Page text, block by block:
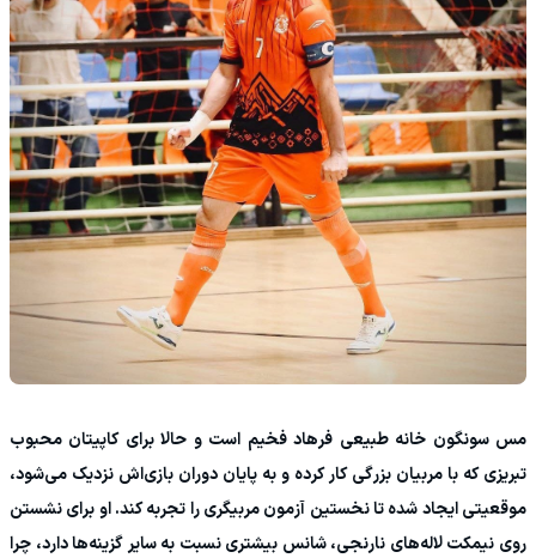
مس سونگون خانه طبیعی فرهاد فخیم است و حالا برای کاپیتان محبوب
تبریزی که با مربیان بزرگی کار کرده و به پایان دوران بازی‌اش نزدیک می‌شود،
موقعیتی ایجاد شده تا نخستین آزمون مربیگری را تجربه کند. او برای نشستن
روی نیمکت لاله‌های نارنجی، شانس بیشتری نسبت به سایر گزینه‌ها دارد، چرا